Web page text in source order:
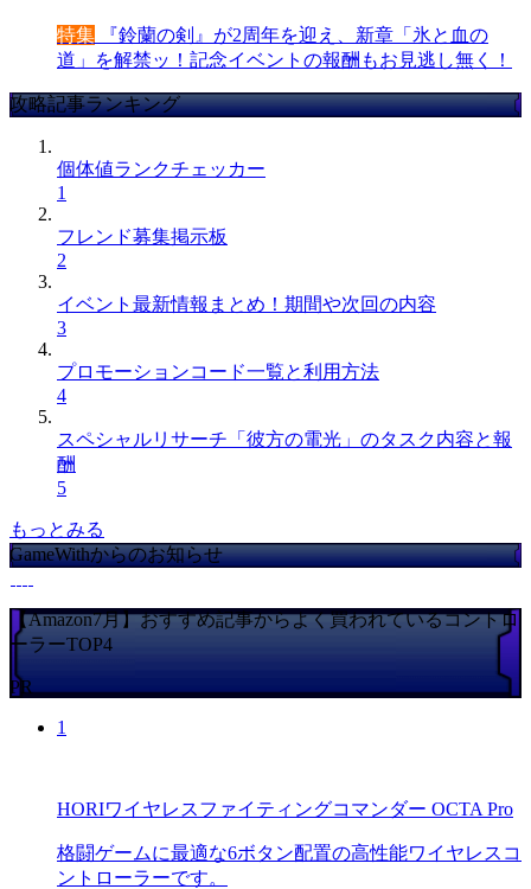
特集 『鈴蘭の剣』が2周年を迎え、新章「氷と血の
道」を解禁ッ！記念イベントの報酬もお見逃し無く！
攻略記事ランキング
個体値ランクチェッカー
1
フレンド募集掲示板
2
イベント最新情報まとめ！期間や次回の内容
3
プロモーションコード一覧と利用方法
4
スペシャルリサーチ「彼方の電光」のタスク内容と報
酬
5
もっとみる
GameWithからのお知らせ
【Amazon7月】おすすめ記事からよく買われているコントロ
ーラーTOP4
PR
1
HORIワイヤレスファイティングコマンダー OCTA Pro
格闘ゲームに最適な6ボタン配置の高性能ワイヤレスコ
ントローラーです。